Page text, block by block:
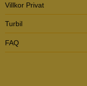
Villkor Privat
Turbil
FAQ